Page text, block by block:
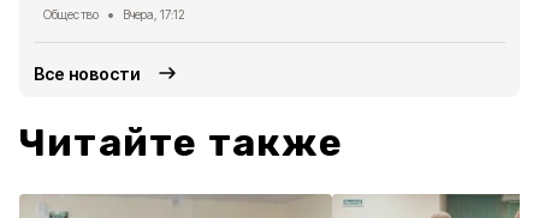
Общество Вчера, 17:12
Все новости
Читайте также